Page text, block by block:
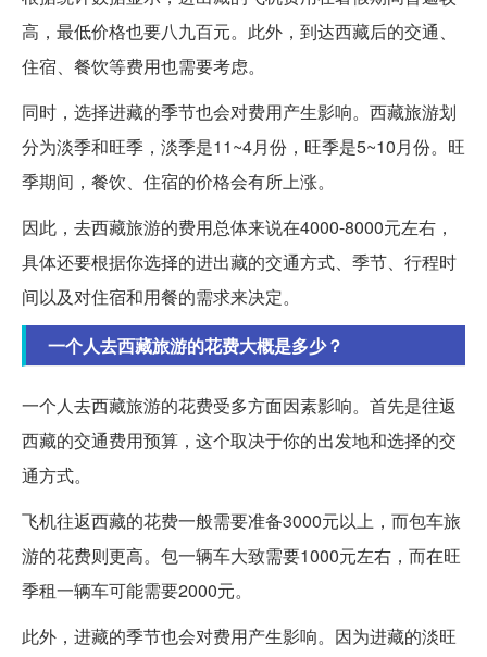
高，最低价格也要八九百元。此外，到达西藏后的交通、
住宿、餐饮等费用也需要考虑。
同时，选择进藏的季节也会对费用产生影响。西藏旅游划
分为淡季和旺季，淡季是11~4月份，旺季是5~10月份。旺
季期间，餐饮、住宿的价格会有所上涨。
因此，去西藏旅游的费用总体来说在4000-8000元左右，
具体还要根据你选择的进出藏的交通方式、季节、行程时
间以及对住宿和用餐的需求来决定。
一个人去西藏旅游的花费大概是多少？
一个人去西藏旅游的花费受多方面因素影响。首先是往返
西藏的交通费用预算，这个取决于你的出发地和选择的交
通方式。
飞机往返西藏的花费一般需要准备3000元以上，而包车旅
游的花费则更高。包一辆车大致需要1000元左右，而在旺
季租一辆车可能需要2000元。
此外，进藏的季节也会对费用产生影响。因为进藏的淡旺